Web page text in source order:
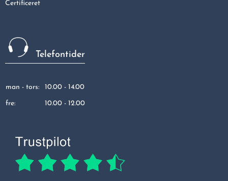
Certificeret
Telefontider
man - tors: 10.00 - 14.00
fre: 10.00 - 12.00